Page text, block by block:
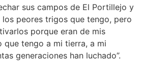
sus campos de El Portillejo y
los peores trigos que tengo, pero
porque eran de mis
que tengo a mi tierra, a mi
generaciones han luchado”.